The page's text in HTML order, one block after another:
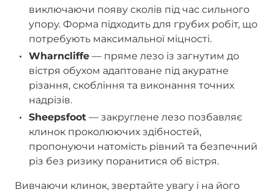
виключаючи появу сколів під час сильного
упору. Форма підходить для грубих робіт, що
потребують максимальної міцності.
Wharncliffe — пряме лезо із загнутим до
вістря обухом адаптоване під акуратне
різання, скобління та виконання точних
надрізів.
Sheepsfoot — закруглене лезо позбавляє
клинок проколюючих здібностей,
пропонуючи натомість рівний та безпечний
різ без ризику поранитися об вістря.
Вивчаючи клинок, звертайте увагу і на його